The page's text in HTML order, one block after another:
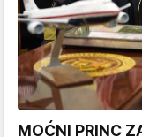
MOĆNI PRINC